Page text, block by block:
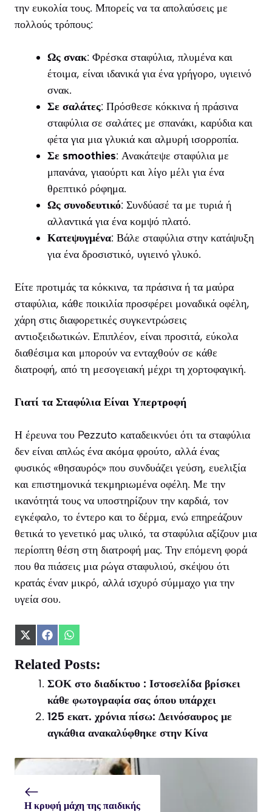
την ευκολία τους. Μπορείς να τα απολαύσεις με
πολλούς τρόπους:
Ως σνακ: Φρέσκα σταφύλια, πλυμένα και
έτοιμα, είναι ιδανικά για ένα γρήγορο, υγιεινό
σνακ.
Σε σαλάτες: Πρόσθεσε κόκκινα ή πράσινα
σταφύλια σε σαλάτες με σπανάκι, καρύδια και
φέτα για μια γλυκιά και αλμυρή ισορροπία.
Σε smoothies: Ανακάτεψε σταφύλια με
μπανάνα, γιαούρτι και λίγο μέλι για ένα
θρεπτικό ρόφημα.
Ως συνοδευτικό: Συνδύασέ τα με τυριά ή
αλλαντικά για ένα κομψό πλατό.
Κατεψυγμένα: Βάλε σταφύλια στην κατάψυξη
για ένα δροσιστικό, υγιεινό γλυκό.
Είτε προτιμάς τα κόκκινα, τα πράσινα ή τα μαύρα
σταφύλια, κάθε ποικιλία προσφέρει μοναδικά οφέλη,
χάρη στις διαφορετικές συγκεντρώσεις
αντιοξειδωτικών. Επιπλέον, είναι προσιτά, εύκολα
διαθέσιμα και μπορούν να ενταχθούν σε κάθε
διατροφή, από τη μεσογειακή μέχρι τη χορτοφαγική.
Γιατί τα Σταφύλια Είναι Υπερτροφή
Η έρευνα του Pezzuto καταδεικνύει ότι τα σταφύλια
δεν είναι απλώς ένα ακόμα φρούτο, αλλά ένας
φυσικός «θησαυρός» που συνδυάζει γεύση, ευελιξία
και επιστημονικά τεκμηριωμένα οφέλη. Με την
ικανότητά τους να υποστηρίζουν την καρδιά, τον
εγκέφαλο, το έντερο και το δέρμα, ενώ επηρεάζουν
θετικά το γενετικό μας υλικό, τα σταφύλια αξίζουν μια
περίοπτη θέση στη διατροφή μας. Την επόμενη φορά
που θα πιάσεις μια ρώγα σταφυλιού, σκέψου ότι
κρατάς έναν μικρό, αλλά ισχυρό σύμμαχο για την
υγεία σου.
Share
X
(Twitter)
Share
Facebook
Share
WhatsApp
Related Posts:
ΣΟΚ στο διαδίκτυο : Ιστοσελίδα βρίσκει
κάθε φωτογραφία σας όπου υπάρχει
125 εκατ. χρόνια πίσω: Δεινόσαυρος με
αγκάθια ανακαλύφθηκε στην Κίνα
Η κρυφή μάχη της παιδικής